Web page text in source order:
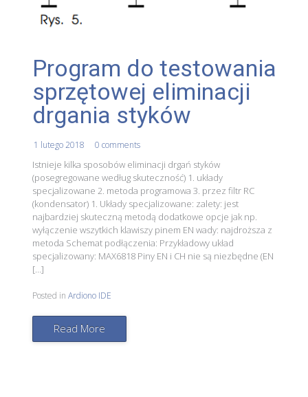
Program do testowania
sprzętowej eliminacji
drgania styków
1 lutego 2018 0 comments
Istnieje kilka sposobów eliminacji drgań styków
(posegregowane według skuteczność) 1. układy
specjalizowane 2. metoda programowa 3. przez filtr RC
(kondensator) 1. Układy specjalizowane: zalety: jest
najbardziej skuteczną metodą dodatkowe opcje jak np.
wyłączenie wszytkich klawiszy pinem EN wady: najdroższa z
metoda Schemat podłączenia: Przykładowy układ
specjalizowany: MAX6818 Piny EN i CH nie są niezbędne (EN
[…]
Posted inArdiono IDE
Read More